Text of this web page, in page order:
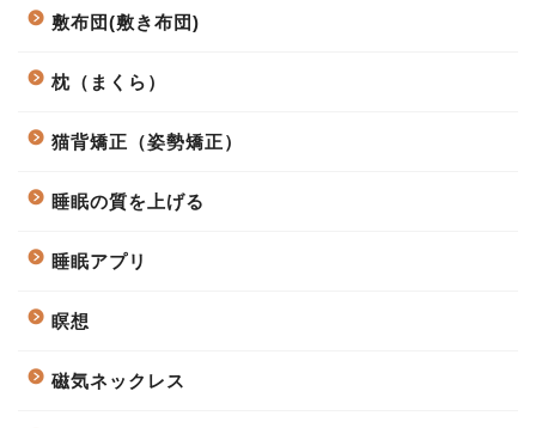
敷布団(敷き布団)
枕（まくら）
猫背矯正（姿勢矯正）
睡眠の質を上げる
睡眠アプリ
瞑想
磁気ネックレス